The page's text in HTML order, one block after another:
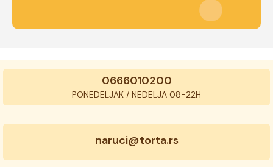
0666010200
PONEDELJAK / NEDELJA 08-22H
naruci@torta.rs